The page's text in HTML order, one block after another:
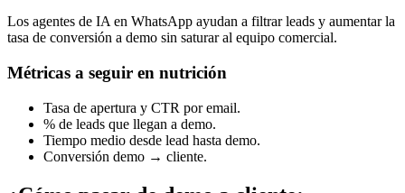
Los agentes de IA en WhatsApp ayudan a filtrar leads y aumentar la
tasa de conversión a demo sin saturar al equipo comercial.
Métricas a seguir en nutrición
Tasa de apertura y CTR por email.
% de leads que llegan a demo.
Tiempo medio desde lead hasta demo.
Conversión demo → cliente.